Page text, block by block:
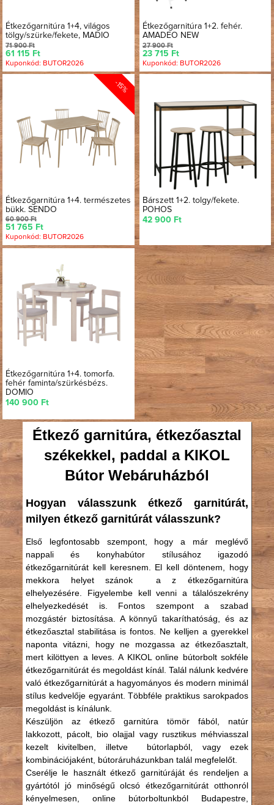
Étkezőgarnitúra 1+4, világos
tölgy/szürke/fekete, MADIO
71 900 Ft
61 115 Ft
Kuponkód: BUTOR2026
Étkezőgarnitúra 1+2. fehér.
AMADEO NEW
27 900 Ft
23 715 Ft
Kuponkód: BUTOR2026
-15%
Étkezőgarnitúra 1+4. természetes
bükk. SENDO
60 900 Ft
51 765 Ft
Kuponkód: BUTOR2026
Bárszett 1+2. tolgy/fekete.
POHOS
42 900 Ft
Étkezőgarnitúra 1+4. tomorfa.
fehér faminta/szürkésbézs.
DOMIO
140 900 Ft
Étkező garnitúra, étkezőasztal
székekkel, paddal a KIKOL
Bútor Webáruházból
Hogyan válasszunk étkező garnitúrát,
milyen étkező garnitúrát válasszunk?
Első legfontosabb szempont, hogy a már meglévő
nappali és konyhabútor stílusához igazodó
étkezőgarnitúrát kell keresnem. El kell döntenem, hogy
mekkora helyet szánok a z étkezőgarnitúra
elhelyezésére. Figyelembe kell venni a tálalószekrény
elhelyezkedését is. Fontos szempont a szabad
mozgástér biztosítása. A könnyű takaríthatóság, és az
étkezőasztal stabilitása is fontos. Ne kelljen a gyerekkel
naponta vitázni, hogy ne mozgassa az étkezőasztalt,
mert kilöttyen a leves. A KIKOL online bútorbolt sokféle
étkezőgarnitúrát és megoldást kínál. Talál nálunk kedvére
való étkezőgarnitúrát a hagyományos és modern minimál
stílus kedvelője egyaránt. Többféle praktikus sarokpados
megoldást is kínálunk.
Készüljön az étkező garnitúra tömör fából, natúr
lakkozott, pácolt, bio olajjal vagy rusztikus méhviasszal
kezelt kivitelben, illetve bútorlapból, vagy ezek
kombinációjaként, bútoráruházunkban talál megfelelőt.
Cserélje le használt étkező garnitúráját és rendeljen a
gyártótól jó minőségű olcsó étkezőgarnitúrát otthonról
kényelmesen, online bútorboltunkból Budapestre,